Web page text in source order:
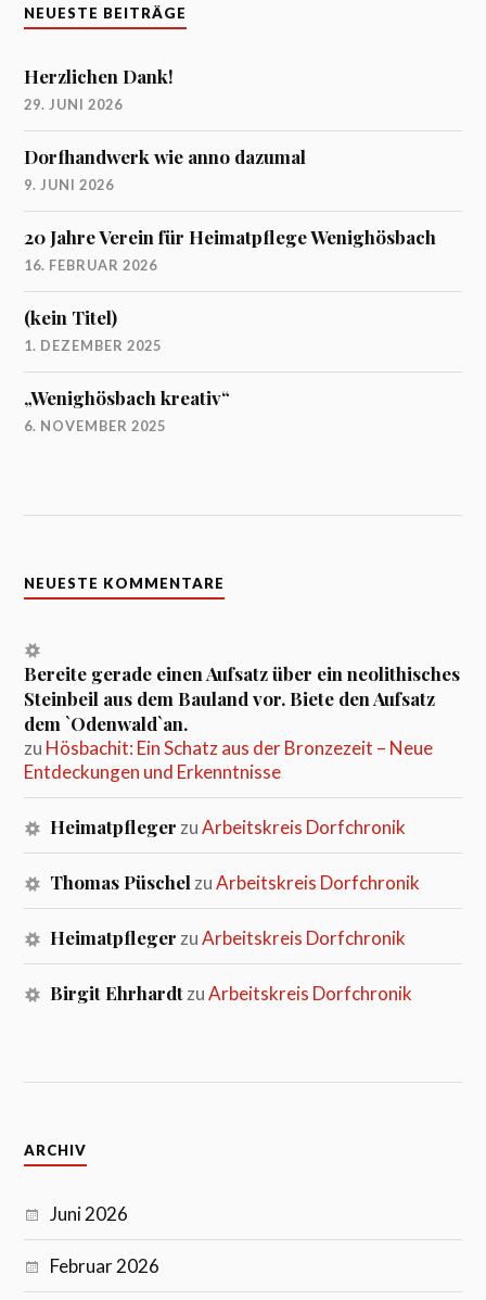
NEUESTE BEITRÄGE
Herzlichen Dank!
29. JUNI 2026
Dorfhandwerk wie anno dazumal
9. JUNI 2026
20 Jahre Verein für Heimatpflege Wenighösbach
16. FEBRUAR 2026
(kein Titel)
1. DEZEMBER 2025
„Wenighösbach kreativ“
6. NOVEMBER 2025
NEUESTE KOMMENTARE
Bereite gerade einen Aufsatz über ein neolithisches
Steinbeil aus dem Bauland vor. Biete den Aufsatz
dem `Odenwald`an.
zu Hösbachit: Ein Schatz aus der Bronzezeit – Neue
Entdeckungen und Erkenntnisse
HeimatpflegerzuArbeitskreis Dorfchronik
Thomas PüschelzuArbeitskreis Dorfchronik
HeimatpflegerzuArbeitskreis Dorfchronik
Birgit EhrhardtzuArbeitskreis Dorfchronik
ARCHIV
Juni 2026
Februar 2026